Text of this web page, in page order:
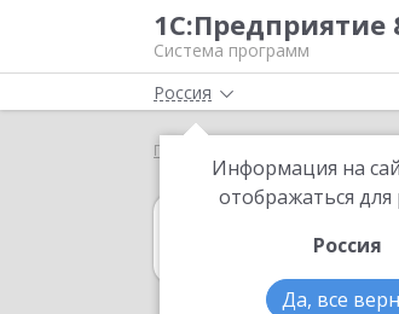
1С:Предприятие
Система программ
Россия
Информация на
отображаться для
Россия
Да, все
Главная 1С:Зарплата и
в